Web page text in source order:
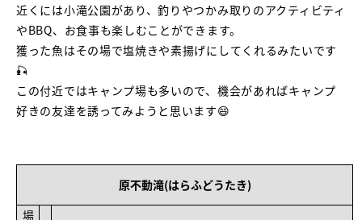
近くには小滝公園があり、釣りやつかみ取りのアクティビティ
やBBQ、お食事も楽しむことができます。
獲った魚はその場で塩焼きや素揚げにしてくれるみたいです
🎣
この付近ではキャンプ場も多いので、機会があればキャンプ
好きの友達を誘ってみようと思います😄
原不動滝(はらふどうたき)
場